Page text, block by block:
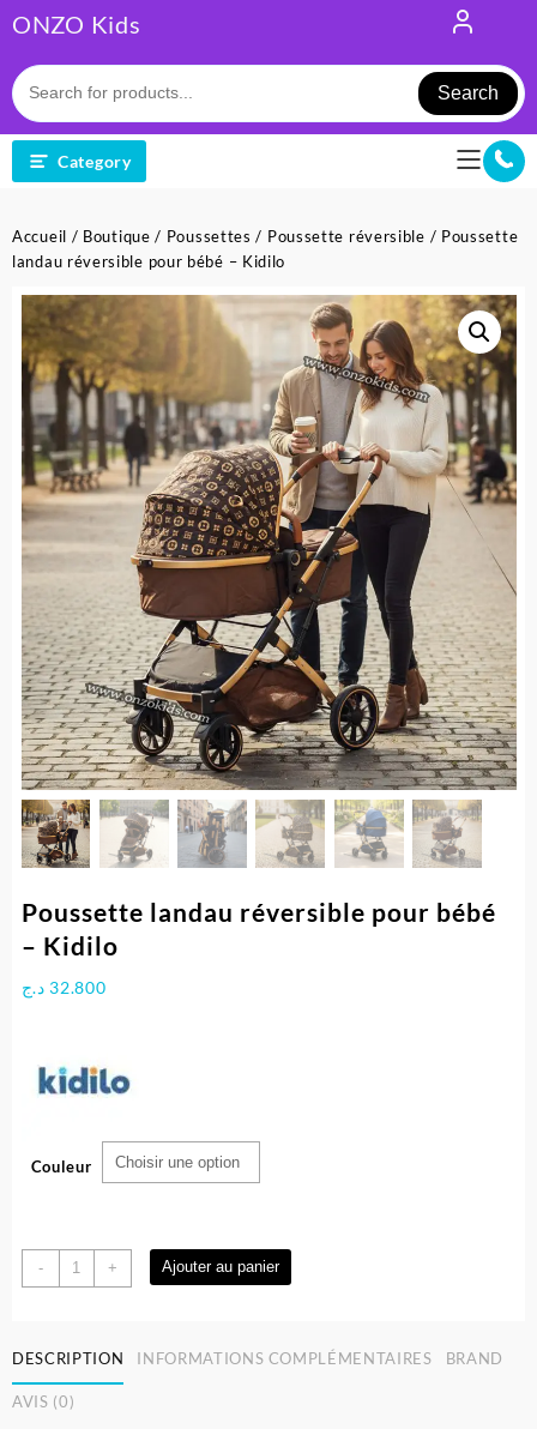
to
content
ONZO Kids
Search
Category
Accueil / Boutique / Poussettes / Poussette réversible / Poussette
landau réversible pour bébé – Kidilo
Poussette landau réversible pour bébé
– Kidilo
32.800 د.ج
Couleur
-
quantité
de
réversible
pour
bébé
+ Ajouter au panier
DESCRIPTION INFORMATIONS COMPLÉMENTAIRES BRAND
AVIS (0)